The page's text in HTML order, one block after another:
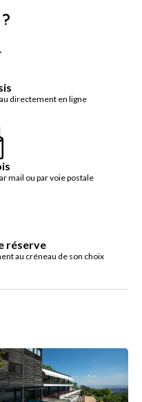
directement en ligne
mail ou par voie postale
réserve
au créneau de son choix